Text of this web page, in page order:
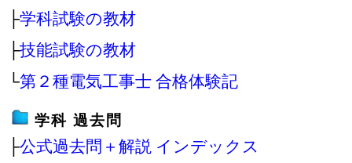
├学科試験の教材
├技能試験の教材
└第２種電気工事士 合格体験記
学科 過去問
├公式過去問＋解説 インデックス